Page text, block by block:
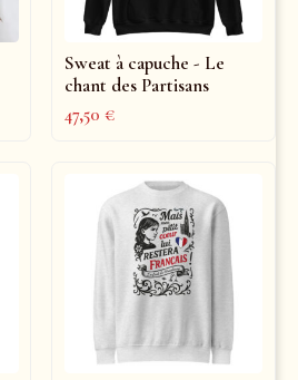
Sweat à capuche - Le
chant des Partisans
47,50€